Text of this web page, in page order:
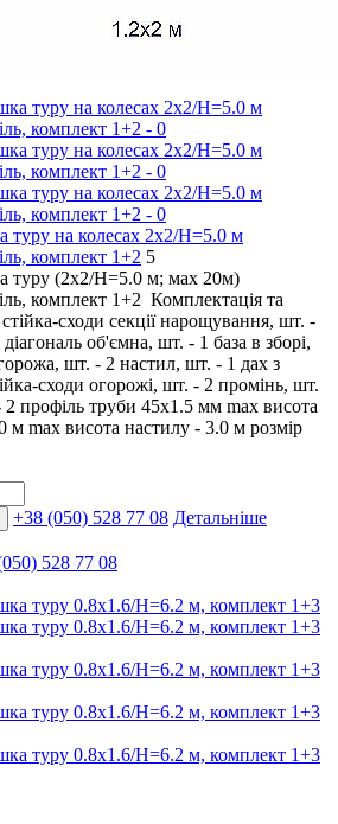
туру на колесах 2х2/Н=5.0 м
комплект 1+2 5
туру (2х2/Н=5.0 м; мах 20м)
комплект 1+2 Комплектація та
сходи секції нарощування, шт. -
об'ємна, шт. - 1 база в зборі,
шт. - 2 настил, шт. - 1 дах з
сходи огорожі, шт. - 2 промінь, шт.
профіль труби 45х1.5 мм max висота
м max висота настилу - 3.0 м розмір
+38 (050) 528 77 08 Детальніше
528 77 08